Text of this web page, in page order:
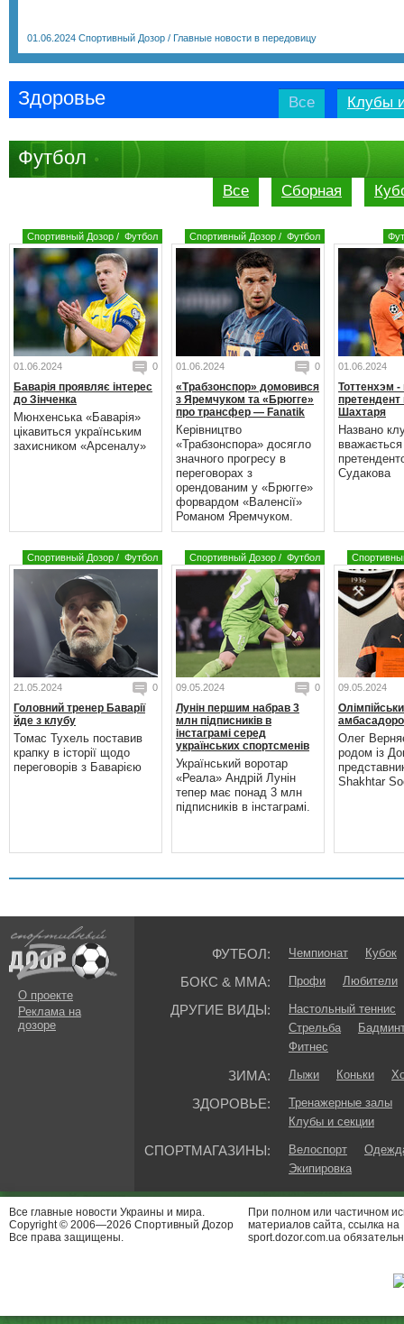
01.06.2024 Спортивный Дозор / Главные новости в передовицу
Здоровье Все Клубы
Футбол
Все Сборная
Спортивный Дозор / Футбол
01.06.2024 0
Баварія проявляє інтерес
до Зінченка
Мюнхенська «Баварія»
цікавиться українським
захисником «Арсеналу»
Спортивный Дозор / Футбол
01.06.2024 0
«Трабзонспор» домовився
з Яремчуком та «Брюгге»
про трансфер — Fanatik
Керівництво
«Трабзонспора» досягло
значного прогресу в
переговорах з
орендованим у «Брюгге»
форвардом «Валенсії»
Романом Яремчуком.
01.06.2024
Тоттенхэм -
претендент
Шахтаря
Названо
Судакова
Спортивный Дозор / Футбол
21.05.2024 0
Головний тренер Баварії
йде з клубу
Томас Тухель поставив
крапку в історії щодо
переговорів з Баварією
Спортивный Дозор / Футбол
09.05.2024 0
Лунін першим набрав 3
млн підписників в
інстаграмі серед
українських спортсменів
Український воротар
«Реала» Андрій Лунін
тепер має понад 3 млн
підписників в інстаграмі.
09.05.2024
Олег
родом із
Shakhtar
О проекте
Реклама на
дозоре
ФУТБОЛ: Чемпионат Кубок
БОКС & ММА: Профи Любители
ДРУГИЕ ВИДЫ:
Настольный теннис
Стрельба
Фитнес
ЗИМА: Лыжи Коньки
ЗДОРОВЬЕ:
Тренажерные залы
Клубы и секции
СПОРТМАГАЗИНЫ: Велоспорт
Экипировка
Все главные новости Украины и мира.
Copyright © 2006—2026 Спортивный Доzор
Все права защищены.
При полном или частичном
материалов сайта, ссылка на
sport.dozor.com.ua